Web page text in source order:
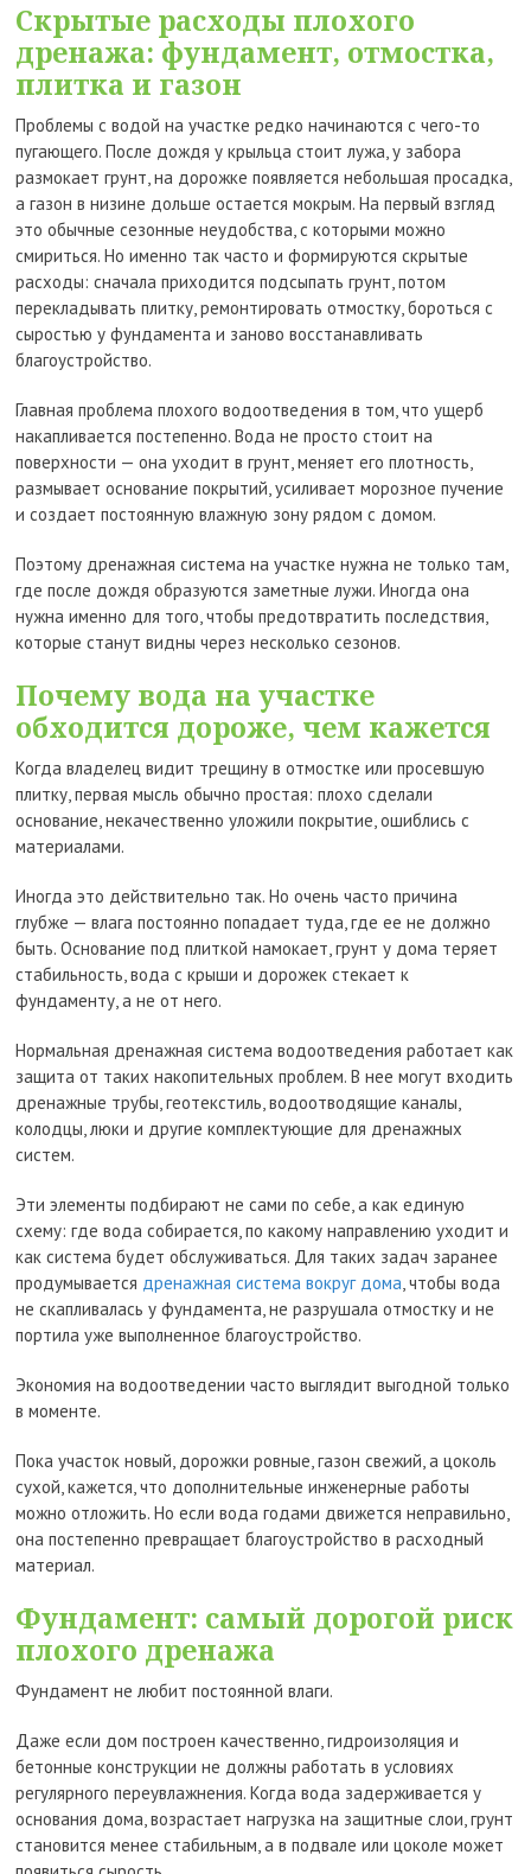
Скрытые расходы плохого
дренажа: фундамент, отмостка,
плитка и газон
Проблемы с водой на участке редко начинаются с чего-то
пугающего. После дождя у крыльца стоит лужа, у забора
размокает грунт, на дорожке появляется небольшая просадка,
а газон в низине дольше остается мокрым. На первый взгляд
это обычные сезонные неудобства, с которыми можно
смириться. Но именно так часто и формируются скрытые
расходы: сначала приходится подсыпать грунт, потом
перекладывать плитку, ремонтировать отмостку, бороться с
сыростью у фундамента и заново восстанавливать
благоустройство.
Главная проблема плохого водоотведения в том, что ущерб
накапливается постепенно. Вода не просто стоит на
поверхности — она уходит в грунт, меняет его плотность,
размывает основание покрытий, усиливает морозное пучение
и создает постоянную влажную зону рядом с домом.
Поэтому дренажная система на участке нужна не только там,
где после дождя образуются заметные лужи. Иногда она
нужна именно для того, чтобы предотвратить последствия,
которые станут видны через несколько сезонов.
Почему вода на участке
обходится дороже, чем кажется
Когда владелец видит трещину в отмостке или просевшую
плитку, первая мысль обычно простая: плохо сделали
основание, некачественно уложили покрытие, ошиблись с
материалами.
Иногда это действительно так. Но очень часто причина
глубже — влага постоянно попадает туда, где ее не должно
быть. Основание под плиткой намокает, грунт у дома теряет
стабильность, вода с крыши и дорожек стекает к
фундаменту, а не от него.
Нормальная дренажная система водоотведения работает как
защита от таких накопительных проблем. В нее могут входить
дренажные трубы, геотекстиль, водоотводящие каналы,
колодцы, люки и другие комплектующие для дренажных
систем.
Эти элементы подбирают не сами по себе, а как единую
схему: где вода собирается, по какому направлению уходит и
как система будет обслуживаться. Для таких задач заранее
продумывается дренажная система вокруг дома, чтобы вода
не скапливалась у фундамента, не разрушала отмостку и не
портила уже выполненное благоустройство.
Экономия на водоотведении часто выглядит выгодной только
в моменте.
Пока участок новый, дорожки ровные, газон свежий, а цоколь
сухой, кажется, что дополнительные инженерные работы
можно отложить. Но если вода годами движется неправильно,
она постепенно превращает благоустройство в расходный
материал.
Фундамент: самый дорогой риск
плохого дренажа
Фундамент не любит постоянной влаги.
Даже если дом построен качественно, гидроизоляция и
бетонные конструкции не должны работать в условиях
регулярного переувлажнения. Когда вода задерживается у
основания дома, возрастает нагрузка на защитные слои, грунт
становится менее стабильным, а в подвале или цоколе может